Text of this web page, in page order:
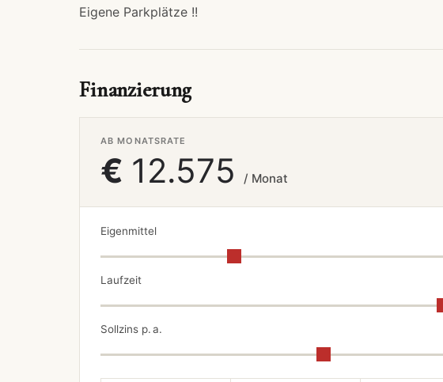
Eigene Parkplätze !!
Finanzierung
AB MONATSRATE
€ 12.575 / Monat
Eigenmittel
Laufzeit
Sollzins p. a.